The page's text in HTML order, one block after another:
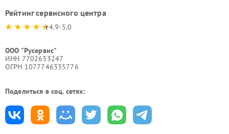
Рейтинг сервисного центра
4.9-5.0
ООО "Русервис"
ИНН 7702633247
ОГРН 1077746335776
Поделиться в соц. сетях: